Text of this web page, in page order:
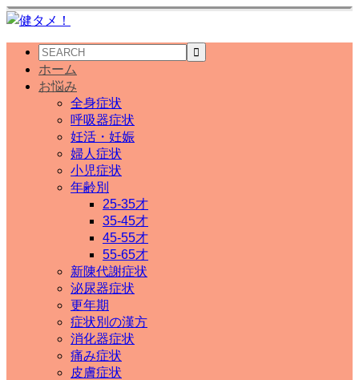
ホーム
お悩み
全身症状
呼吸器症状
妊活・妊娠
婦人症状
小児症状
年齢別
25-35才
35-45才
45-55才
55-65才
新陳代謝症状
泌尿器症状
更年期
症状別の漢方
消化器症状
痛み症状
皮膚症状